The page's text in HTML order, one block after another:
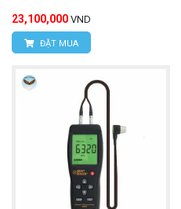
23,100,000 VND
ĐẶT MUA